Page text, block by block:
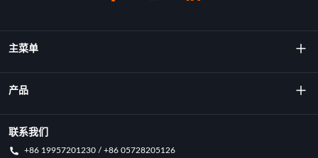
主菜单
关于我们
主要成就
产品
旋转成型机
联系我们
+86 19957201230 / +86 05728205126